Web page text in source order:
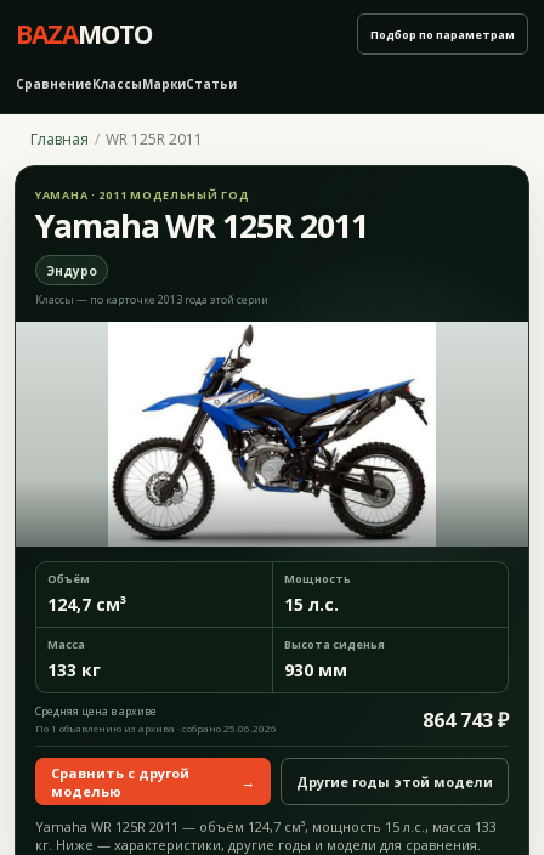
BAZAMOTO
СравнениеКлассыМаркиСтатьи
Подбор по параметрам
Главная WR 125R 2011
YAMAHA · 2011 МОДЕЛЬНЫЙ ГОД
Yamaha WR 125R 2011
Эндуро
Классы — по карточке 2013 года этой серии
Объём
124,7 см³
Мощность
15 л.с.
Масса
133 кг
Высота сиденья
930 мм
Средняя цена в архиве 864 743 ₽
По 1 объявлению из архива · собрано 25.06.2026
Сравнить с другой
моделью
→ Другие годы этой модели
Yamaha WR 125R 2011 — объём 124,7 см³, мощность 15 л.с., масса 133
кг. Ниже — характеристики, другие годы и модели для сравнения.